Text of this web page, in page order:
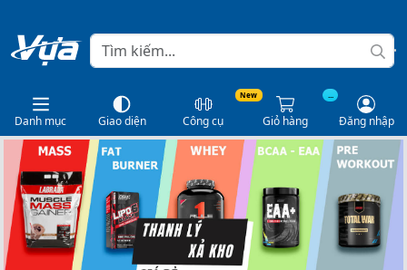
Danh mục Giao diện
New
Công cụ
...
Giỏ hàng Đăng nhập